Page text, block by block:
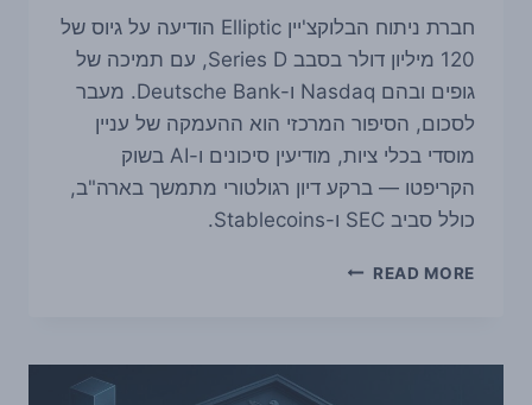
חברת ניתוח הבלוקצ'יין Elliptic הודיעה על גיוס של
120 מיליון דולר בסבב Series D, עם תמיכה של
גופים ובהם Nasdaq ו-Deutsche Bank. מעבר
לסכום, הסיפור המרכזי הוא ההעמקה של עניין
מוסדי בכלי ציות, מודיעין סיכונים ו-AI בשוק
הקריפטו — ברקע דיון רגולטורי מתמשך בארה"ב,
כולל סביב SEC ו-Stablecoins.
READ MORE
ELLIPTIC
דולר,